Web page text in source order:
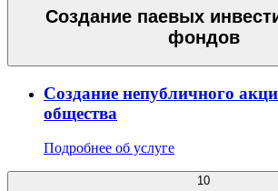
Создание паевых
фондов
Создание непубличного
общества
Подробнее об услуге
10